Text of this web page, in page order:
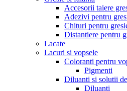
Accesorii taiere
Adezivi pentru
Chituri pentru
Distantiere pentru
Lacate
Lacuri si vopsele
Coloranti pentru
Pigmenti
Diluanti si solutii
Diluanti